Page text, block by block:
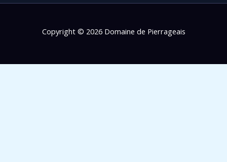
Copyright © 2026 Domaine de Pierrageais